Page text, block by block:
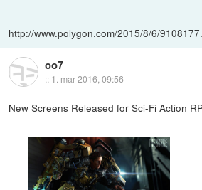
http://www.polygon.com/2015/8/6/
oo7
:: 1. mar 2016, 09:56
New Screens Released for Sci-Fi Action